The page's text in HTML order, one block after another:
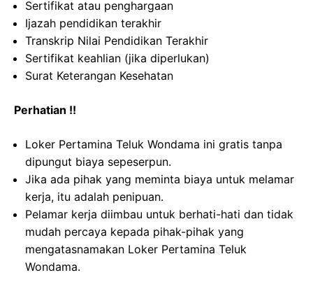
Sertifikat atau penghargaan
Ijazah pendidikan terakhir
Transkrip Nilai Pendidikan Terakhir
Sertifikat keahlian (jika diperlukan)
Surat Keterangan Kesehatan
Perhatian !!
Loker Pertamina Teluk Wondama ini gratis tanpa
dipungut biaya sepeserpun.
Jika ada pihak yang meminta biaya untuk melamar
kerja, itu adalah penipuan.
Pelamar kerja diimbau untuk berhati-hati dan tidak
mudah percaya kepada pihak-pihak yang
mengatasnamakan Loker Pertamina Teluk
Wondama.